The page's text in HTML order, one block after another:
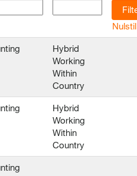
Nulstil
Hybrid
Working
Within
Country
Hybrid
Working
Within
Country